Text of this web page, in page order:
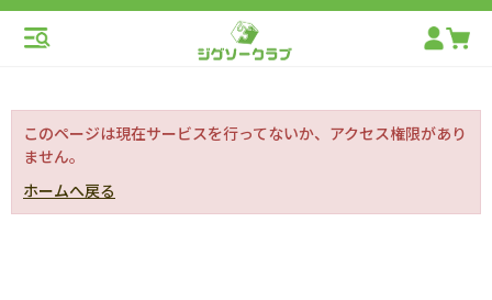
このページは現在サービスを行ってないか、アクセス権限があり
ません。
ホームへ戻る